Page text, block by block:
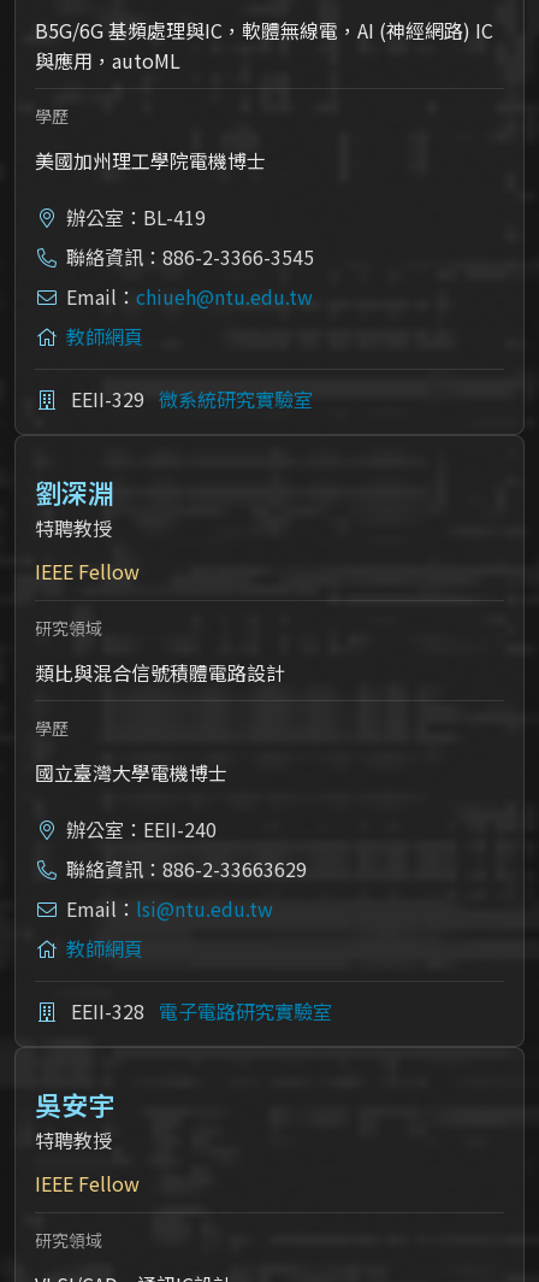
B5G/6G 基頻處理與IC，軟體無線電，AI (神經網路) IC
與應用，autoML
學歷
美國加州理工學院電機博士
辦公室：BL-419
聯絡資訊：886-2-3366-3545
Email： chiueh@ntu.edu.tw
教師網頁
EEII-329 微系統研究實驗室
劉深淵
特聘教授
IEEE Fellow
研究領域
類比與混合信號積體電路設計
學歷
國立臺灣大學電機博士
辦公室：EEII-240
聯絡資訊：886-2-33663629
Email： lsi@ntu.edu.tw
教師網頁
EEII-328 電子電路研究實驗室
吳安宇
特聘教授
IEEE Fellow
研究領域